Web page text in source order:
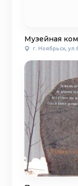
Музейная
г. Ноябрьск,